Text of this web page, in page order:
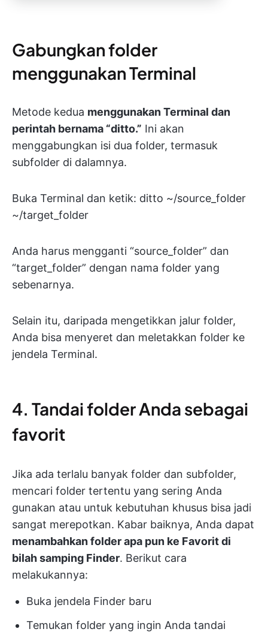
Gabungkan folder
menggunakan Terminal
Metode kedua menggunakan Terminal dan
perintah bernama “ditto.” Ini akan
menggabungkan isi dua folder, termasuk
subfolder di dalamnya.
Buka Terminal dan ketik: ditto ~/source_folder
~/target_folder
Anda harus mengganti “source_folder” dan
“target_folder” dengan nama folder yang
sebenarnya.
Selain itu, daripada mengetikkan jalur folder,
Anda bisa menyeret dan meletakkan folder ke
jendela Terminal.
4. Tandai folder Anda sebagai
favorit
Jika ada terlalu banyak folder dan subfolder,
mencari folder tertentu yang sering Anda
gunakan atau untuk kebutuhan khusus bisa jadi
sangat merepotkan. Kabar baiknya, Anda dapat
menambahkan folder apa pun ke Favorit di
bilah samping Finder. Berikut cara
melakukannya:
Buka jendela Finder baru
Temukan folder yang ingin Anda tandai